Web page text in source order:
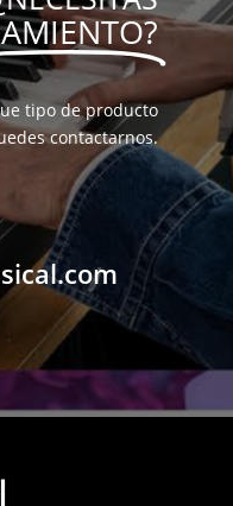
tipo de producto
contactarnos.